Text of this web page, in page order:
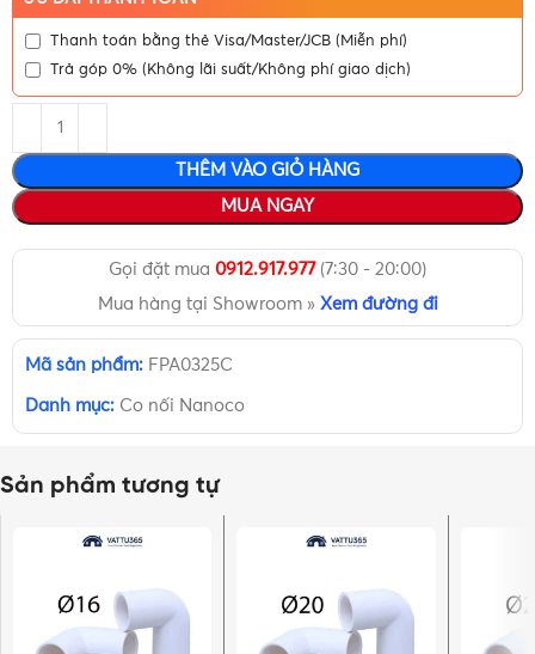
Thanh toán bằng thẻ Visa/Master/JCB (Miễn phí)
Trả góp 0% (Không lãi suất/Không phí giao dịch)
THÊM VÀO GIỎ HÀNG
MUA NGAY
Gọi đặt mua 0912.917.977(7:30 - 20:00)
Mua hàng tại Showroom » Xem đường đi
Mã sản phẩm: FPA0325C
Danh mục: Co nối Nanoco
Sản phẩm tương tự